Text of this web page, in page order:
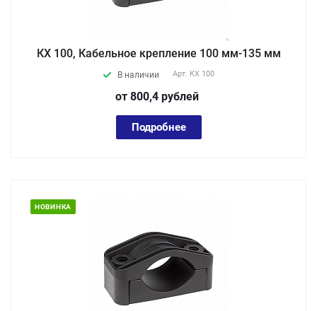
КХ 100, Кабельное крепление 100 мм-135 мм
В наличии Арт. КХ 100
от 800,4 рублей
Подробнее
НОВИНКА